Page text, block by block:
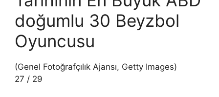
doğumlu 30 Beyzbol
Oyuncusu
(Genel Fotoğrafçılık Ajansı, Getty Images)
27 / 29